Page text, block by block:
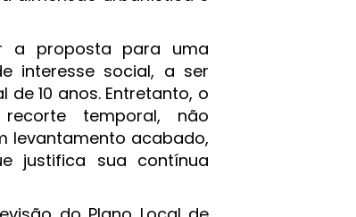
a proposta para uma
interesse social, a ser
10 anos. Entretanto, o
temporal, não
levantamento acabado,
justifica sua contínua